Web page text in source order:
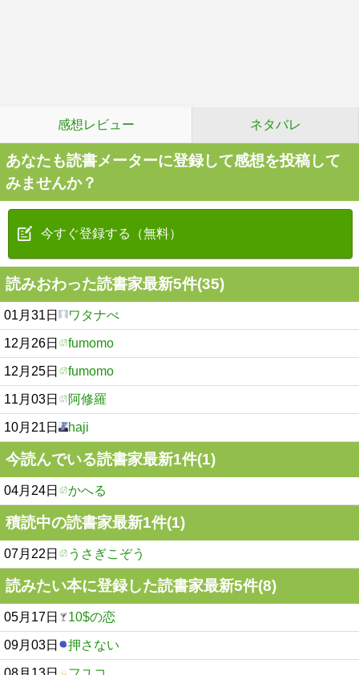
感想レビュー ネタバレ
あなたも読書メーターに登録して感想を投稿して
みませんか？
今すぐ登録する（無料）
読みおわった読書家最新5件(35)
01月31日 ワタナべ
12月26日 fumomo
12月25日 fumomo
11月03日 阿修羅
10月21日 haji
今読んでいる読書家最新1件(1)
04月24日 かへる
積読中の読書家最新1件(1)
07月22日 うさぎこぞう
読みたい本に登録した読書家最新5件(8)
05月17日 10$の恋
09月03日 押さない